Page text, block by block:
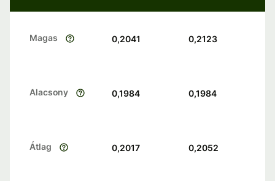
Magas 0,2041 0,2123
Alacsony 0,1984 0,1984
Átlag 0,2017 0,2052